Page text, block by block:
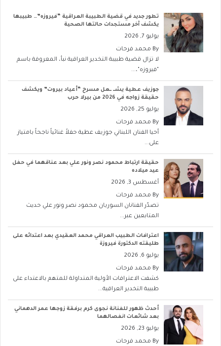
تطور جديد في قضية الطبيبة العراقية “فيروزه”… طبيبها
يكشف آخر مستجدات حالتها الصحية
يوليو 7, 2026
By محمد فرحات
لا تزال قضية طبيبة التخدير العراقية نبأ، المعروفة باسم
"فيروزه"،...
جوزيف عطية يشــ ــعل مسرح “أعياد بيروت” ويكشف
حقيقة زواجه في 2026 من بيرلا حرب
يوليو 25, 2026
By محمد فرحات
أحيا الفنان اللبناني جوزيف عطية حفلاً غنائياً ناجحاً بامتياز
على...
حقيقة ارتباط محمود نصر ونور علي بعد عناقهما في حفل
عيد ميلاده
أغسطس 3, 2026
By محمد فرحات
تصدّر الفنانان السوريان محمود نصر ونور علي حديث
المتابعين عبر...
اعترافات الطبيب العراقي محمد العقيدي بعد اعتدائه على
طليقته الدكتورة فيروزة
يوليو 6, 2026
By محمد فرحات
كشفت الاعترافات الأولية المتداولة للمتهم بالاعتداء على
طبيبة التخدير العراقية...
أحدث ظهور للفنانة نجوى كرم برفقة زوجها عمر الدهماني
بعد شائعات انفصالهما
يوليو 23, 2026
By محمد فرحات